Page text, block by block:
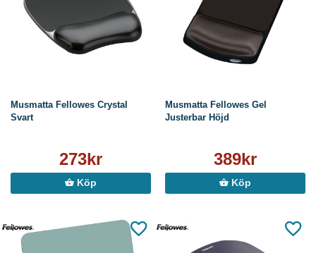
Musmatta Fellowes Crystal
Svart
273kr
Köp
Musmatta Fellowes Gel
Justerbar Höjd
389kr
Köp